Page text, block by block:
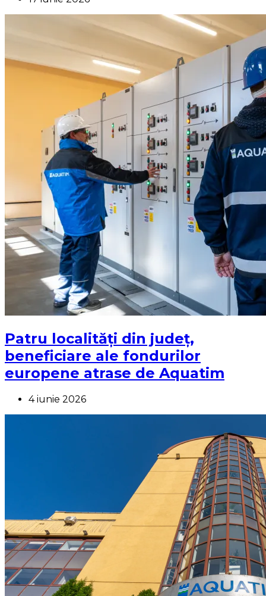
Patru localități din județ,
beneficiare ale fondurilor
europene atrase de Aquatim
4 iunie 2026